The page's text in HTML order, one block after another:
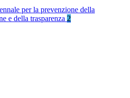
per la prevenzione della
e della trasparenza 2